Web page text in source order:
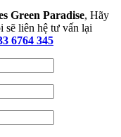
Green Paradise, Hãy
sẽ liên hệ tư vấn lại
6764 345